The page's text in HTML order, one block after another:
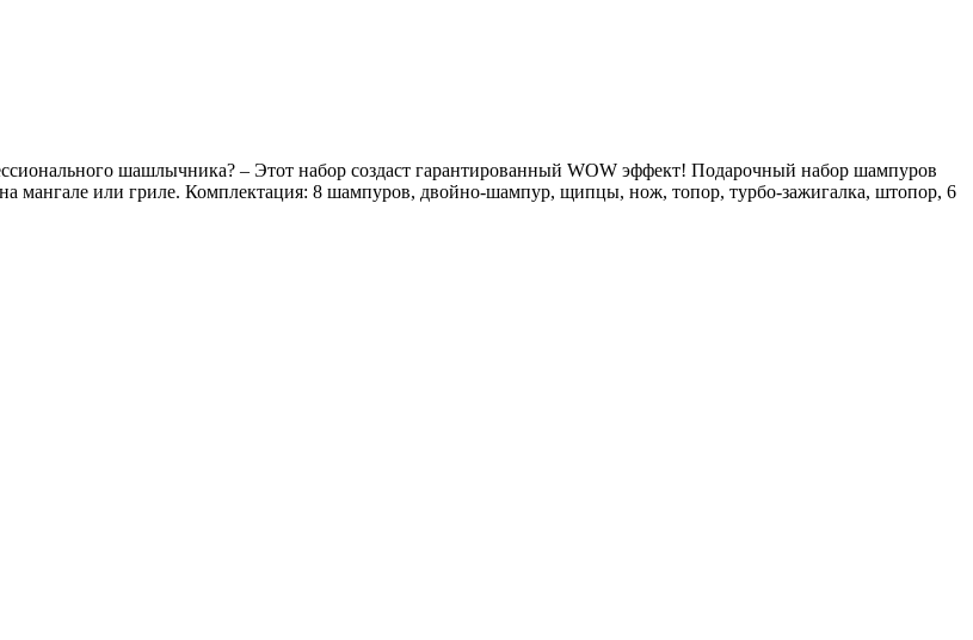
шашлычника? – Этот набор создаст гарантированный WOW эффект! Подарочный набор шампуров
мангале или гриле. Комплектация: 8 шампуров, двойно-шампур, щипцы, нож, топор, турбо-зажигалка, штопор, 6